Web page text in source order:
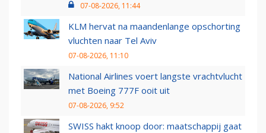
07-08-2026, 11:44
KLM hervat na maandenlange opschorting
vluchten naar Tel Aviv
07-08-2026, 11:10
National Airlines voert langste vrachtvlucht
met Boeing 777F ooit uit
07-08-2026, 9:52
SWISS hakt knoop door: maatschappij gaat